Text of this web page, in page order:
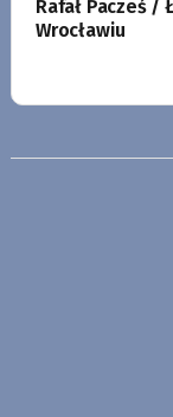
Rafał Pacześ
Wrocławiu